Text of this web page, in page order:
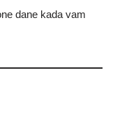
dane kada vam